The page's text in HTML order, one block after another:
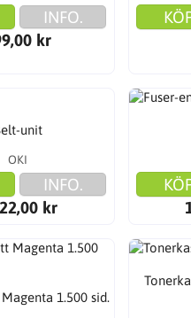
INFO.
kr
unit
OKI
INFO.
kr
1.500 sid.